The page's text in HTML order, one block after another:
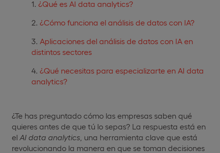
¿Qué es AI data analytics?
¿Cómo funciona el análisis de datos con IA?
Aplicaciones del análisis de datos con IA en
distintos sectores
¿Qué necesitas para especializarte en AI data
analytics?
¿Te has preguntado cómo las empresas saben qué
quieres antes de que tú lo sepas? La respuesta está en
el AI data analytics , una herramienta clave que está
revolucionando la manera en que se toman decisiones